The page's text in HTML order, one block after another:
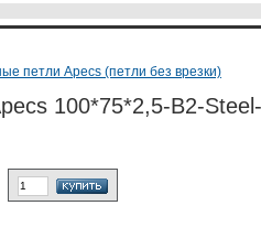
петли Apecs (петли без врезки)
100*75*2,5-B2-